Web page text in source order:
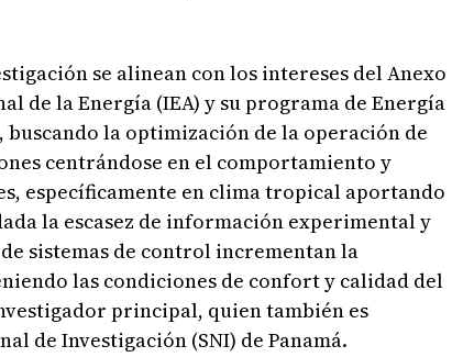
se alinean con los intereses del Anexo
de la Energía (IEA) y su programa de Energía
buscando la optimización de la operación de
centrándose en el comportamiento y
específicamente en clima tropical aportando
la escasez de información experimental y
sistemas de control incrementan la
las condiciones de confort y calidad del
principal, quien también es
de Investigación (SNI) de Panamá.